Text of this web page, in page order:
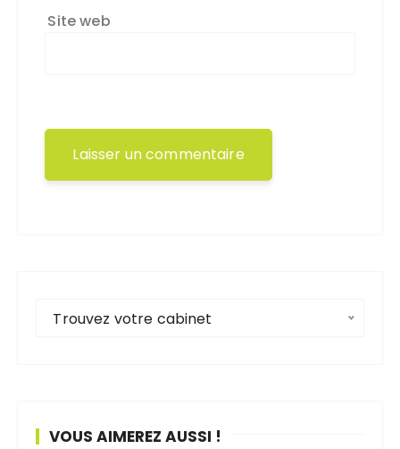
Site web
Trouvez votre cabinet
VOUS AIMEREZ AUSSI !